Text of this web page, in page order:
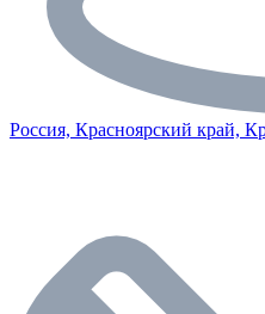
Россия, Красноярский край,